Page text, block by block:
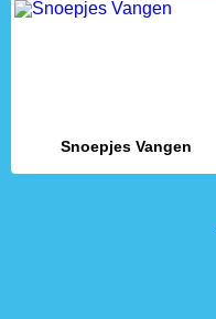
Snoepjes Vangen